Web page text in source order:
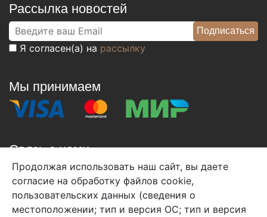
Рассылка новостей
Я согласен(а) на рассылку
Мы принимаем
Связь с нами
+7 (495) 933-38-08
info@arben-textile.ru- оптовые продажи
Продолжая использовать наш сайт, вы даете
согласие на обработку файлов cookie,
пользовательских данных (сведения о
местоположении; тип и версия ОС; тип и версия